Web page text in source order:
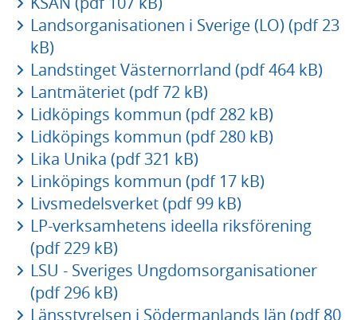
Landsorganisationen i Sverige (LO) (pdf 23
kB)
Landstinget Västernorrland (pdf 464 kB)
Lantmäteriet (pdf 72 kB)
Lidköpings kommun (pdf 282 kB)
Lidköpings kommun (pdf 280 kB)
Lika Unika (pdf 321 kB)
Linköpings kommun (pdf 17 kB)
Livsmedelsverket (pdf 99 kB)
LP-verksamhetens ideella riksförening
(pdf 229 kB)
LSU - Sveriges Ungdomsorganisationer
(pdf 296 kB)
Länsstyrelsen i Södermanlands län (pdf 80